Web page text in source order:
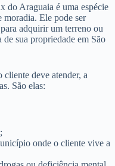
do Araguaia é uma espécie
moradia. Ele pode ser
adquirir um terreno ou
sua propriedade em São
cliente deve atender, a
São elas:
onde o cliente vive a